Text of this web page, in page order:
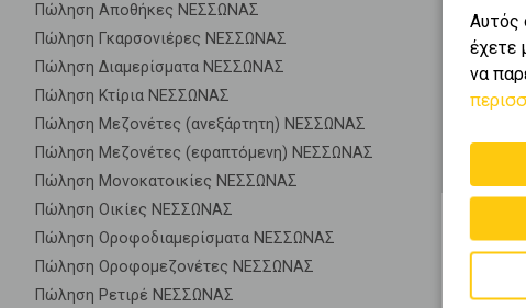
Πώληση Αποθήκες ΝΕΣΣΩΝΑΣ
Πώληση Γκαρσονιέρες ΝΕΣΣΩΝΑΣ
Πώληση Διαμερίσματα ΝΕΣΣΩΝΑΣ
Πώληση Κτίρια ΝΕΣΣΩΝΑΣ
Πώληση Μεζονέτες (ανεξάρτητη) ΝΕΣΣΩΝΑΣ
Πώληση Μεζονέτες (εφαπτόμενη) ΝΕΣΣΩΝΑΣ
Πώληση Μονοκατοικίες ΝΕΣΣΩΝΑΣ
Πώληση Οικίες ΝΕΣΣΩΝΑΣ
Πώληση Οροφοδιαμερίσματα ΝΕΣΣΩΝΑΣ
Πώληση Οροφομεζονέτες ΝΕΣΣΩΝΑΣ
Πώληση Ρετιρέ ΝΕΣΣΩΝΑΣ
Αυτός
έχετε
να